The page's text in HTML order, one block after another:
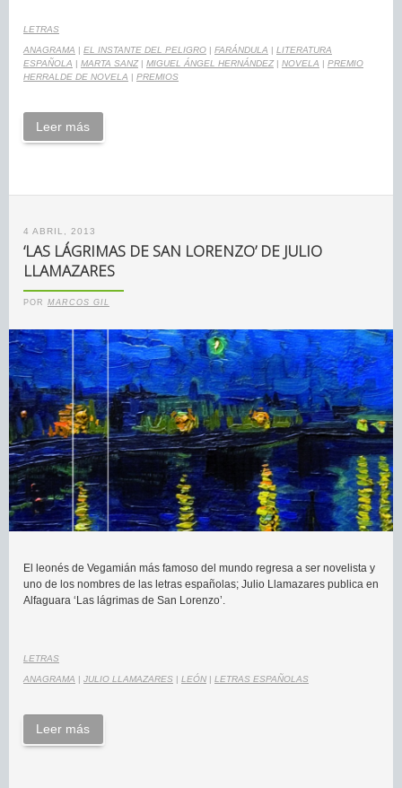
LETRAS
ANAGRAMA | EL INSTANTE DEL PELIGRO | FARÁNDULA | LITERATURA
ESPAÑOLA | MARTA SANZ| MIGUEL ÁNGEL HERNÁNDEZ| NOVELA | PREMIO
HERRALDE DE NOVELA | PREMIOS
Leer más
4 ABRIL, 2013
‘LAS LÁGRIMAS DE SAN LORENZO’ DE JULIO
LLAMAZARES
POR MARCOS GIL
El leonés de Vegamián más famoso del mundo regresa a ser novelista y
uno de los nombres de las letras españolas; Julio Llamazares publica en
Alfaguara ‘Las lágrimas de San Lorenzo’.
LETRAS
ANAGRAMA | JULIO LLAMAZARES | LEÓN | LETRAS ESPAÑOLAS
Leer más